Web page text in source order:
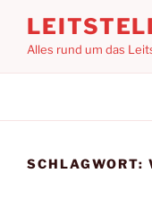
Inhalt
springenAlles rund um das
SCHLAGWORT: